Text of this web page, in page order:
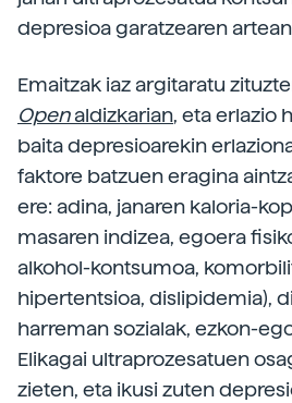
depresioa garatzearen
Emaitzak iaz argitaratu
Openaldizkarian, eta erlazio
baita depresioarekin
faktore batzuen eragina
ere: adina, janaren kaloria-
masaren indizea, egoera
alkohol-­kontsumoa,
hipertentsioa, dislipidemia),
harreman sozialak, ezkon-
Elikagai ultraprozesatuen
zieten, eta ikusi zuten